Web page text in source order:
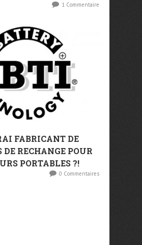
1 Commentaire
FABRICANT DE
DE RECHANGE POUR
PORTABLES ?!
0 Commentaires